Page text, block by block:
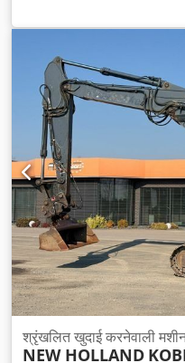
श्रृंखलित खुदाई करनेवाली
NEW HOLLAND